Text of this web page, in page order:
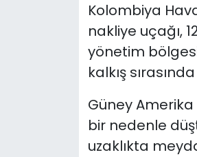
Kolombiya
nakliye uçağı,
yönetim
kalkış
Güney
bir nedenle
uzaklıkta